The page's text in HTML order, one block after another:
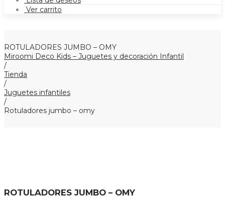
Ver carrito
ROTULADORES JUMBO – OMY
Miroomi Deco Kids – Juguetes y decoración Infantil
/
Tienda
/
Juguetes infantiles
/
Rotuladores jumbo – omy
ROTULADORES JUMBO – OMY